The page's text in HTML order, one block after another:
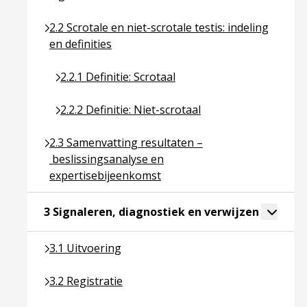
2.2 Scrotale en niet-scrotale testis: indeling
en definities
Ga naar pagina over 2.2 Scrotale en niet-scrotale
2.2.1 Definitie: Scrotaal
Ga naar pagina over 2.2.1 Definitie: Scrotaal
2.2.2 Definitie: Niet-scrotaal
Ga naar pagina over 2.2.2 Definitie: Niet-scrotaal
2.3 Samenvatting resultaten –
beslissingsanalyse en
expertisebijeenkomst
Ga naar pagina over 2.3 Samenvatting resultaten
3 Signaleren, diagnostiek en verwijzen Ga
Toggle
3.1 Uitvoering
Ga naar pagina over 3.1 Uitvoering
3.2 Registratie
Ga naar pagina over 3.2 Registratie